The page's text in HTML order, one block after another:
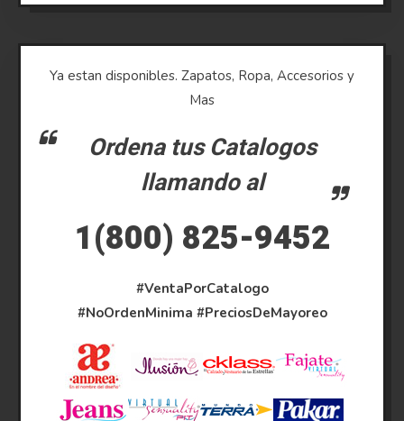
Ya estan disponibles. Zapatos, Ropa, Accesorios y
Mas
Ordena tus Catalogos
llamando al
1(800) 825-9452
#VentaPorCatalogo
#NoOrdenMinima #PreciosDeMayoreo